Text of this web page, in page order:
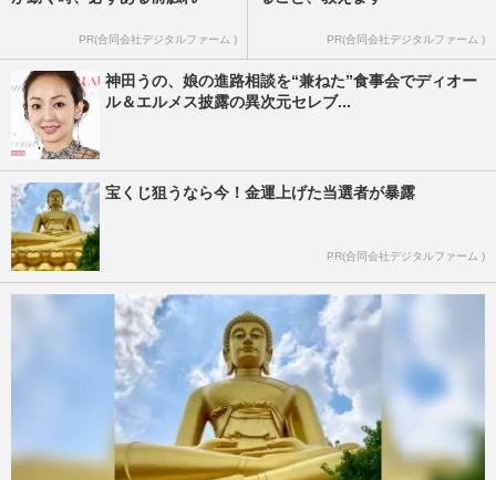
PR(合同会社デジタルファーム ) PR(合同会社デジタルファーム )
神田うの、娘の進路相談を“兼ねた”食事会でディオー
ル＆エルメス披露の異次元セレブ...
宝くじ狙うなら今！金運上げた当選者が暴露
PR(合同会社デジタルファーム )